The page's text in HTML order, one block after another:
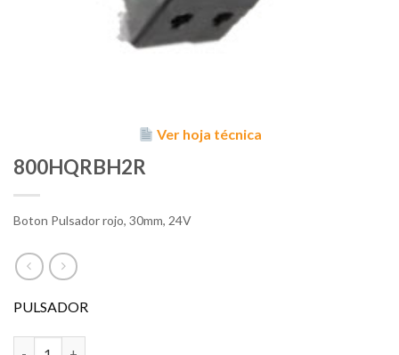
Ver hoja técnica
800HQRBH2R
Boton Pulsador rojo, 30mm, 24V
PULSADOR